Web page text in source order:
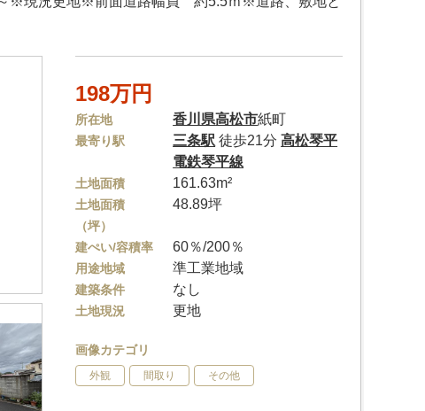
198万円
所在地 香川県高松市紙町
最寄り駅 三条駅 徒歩21分高松琴平
電鉄琴平線
土地面積 161.63m²
土地面積
（坪）
48.89坪
建ぺい/容積率 60％/200％
用途地域 準工業地域
建築条件 なし
土地現況 更地
画像カテゴリ
外観 間取り その他